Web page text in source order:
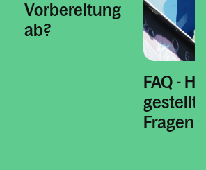
Vorbereitung
ab?
FAQ -
gestellte
Fragen